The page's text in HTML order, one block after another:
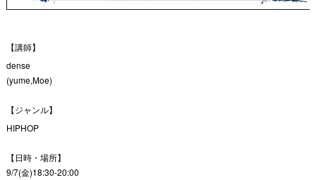
【講師】
dense
(yume,Moe)
【ジャンル】
HIPHOP
【日時・場所】
9/7(金)18:30-20:00